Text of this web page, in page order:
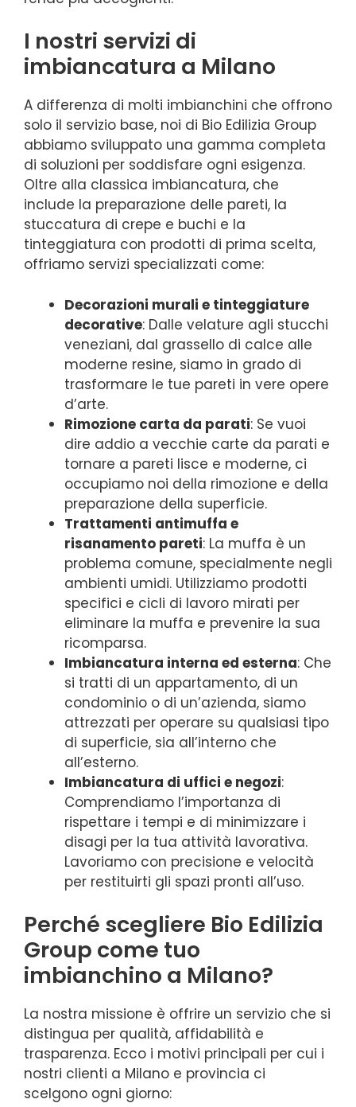
I nostri servizi di
imbiancatura a Milano
A differenza di molti imbianchini che offrono
solo il servizio base, noi di Bio Edilizia Group
abbiamo sviluppato una gamma completa
di soluzioni per soddisfare ogni esigenza.
Oltre alla classica imbiancatura, che
include la preparazione delle pareti, la
stuccatura di crepe e buchi e la
tinteggiatura con prodotti di prima scelta,
offriamo servizi specializzati come:
Decorazioni murali e tinteggiature
decorative: Dalle velature agli stucchi
veneziani, dal grassello di calce alle
moderne resine, siamo in grado di
trasformare le tue pareti in vere opere
d’arte.
Rimozione carta da parati: Se vuoi
dire addio a vecchie carte da parati e
tornare a pareti lisce e moderne, ci
occupiamo noi della rimozione e della
preparazione della superficie.
Trattamenti antimuffa e
risanamento pareti: La muffa è un
problema comune, specialmente negli
ambienti umidi. Utilizziamo prodotti
specifici e cicli di lavoro mirati per
eliminare la muffa e prevenire la sua
ricomparsa.
Imbiancatura interna ed esterna: Che
si tratti di un appartamento, di un
condominio o di un’azienda, siamo
attrezzati per operare su qualsiasi tipo
di superficie, sia all’interno che
all’esterno.
Imbiancatura di uffici e negozi:
Comprendiamo l’importanza di
rispettare i tempi e di minimizzare i
disagi per la tua attività lavorativa.
Lavoriamo con precisione e velocità
per restituirti gli spazi pronti all’uso.
Perché scegliere Bio Edilizia
Group come tuo
imbianchino a Milano?
La nostra missione è offrire un servizio che si
distingua per qualità, affidabilità e
trasparenza. Ecco i motivi principali per cui i
nostri clienti a Milano e provincia ci
scelgono ogni giorno: